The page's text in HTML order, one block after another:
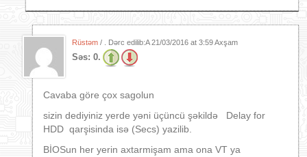
Rüstəm / . Dərc edilib:A21/03/2016 at 3:59 Axşam
Səs: 0.
Cavaba göre çox sagolun
sizin dediyiniz yerde yəni üçüncü şəkildə Delay for
HDD qarşisinda isə (Secs) yazilib.
BİOSun her yerin axtarmişam ama ona VT ya